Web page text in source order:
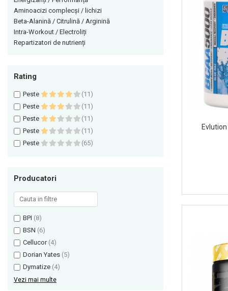
Vitamine bărbați / femei
Îngrijire personală
Himalaya
Insulated
JNX Sports
Muscle Meds
Muscle Pharm
Muscletech
Mutant
Nordic Naturals
NOW Foods
Nutrex
Olimp Sport Nutrition
Optimum Nutrition
Osavi
PerfectShaker
Aminoacizi complecși / lichizi
Beta-Alanină / Citrulină / Arginină
Intra-Workout / Electroliți
Repartizatori de nutrienți
Rating
Peste
(11)
Peste
(11)
Peste
(11)
Peste
(11)
Peste
(65)
Producatori
BPI (8)
BSN (6)
Cellucor (4)
Dorian Yates (5)
Dymatize (4)
Vezi mai multe